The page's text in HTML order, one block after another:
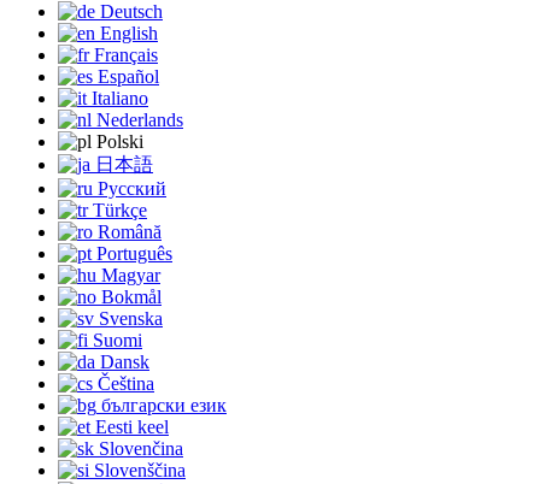
Deutsch
English
Français
Español
Italiano
Nederlands
Polski
日本語
Русский
Türkçe
Română
Português
Magyar
Bokmål
Svenska
Suomi
Dansk
Čeština
български език
Eesti keel
Slovenčina
Slovenščina